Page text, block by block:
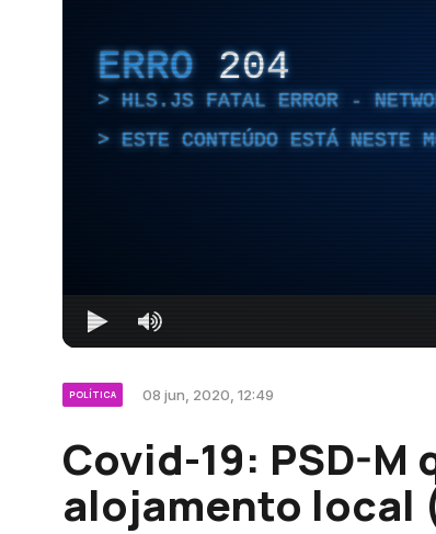
ERRO 204
HLS.JS FATAL ERROR -
ESTE CONTEÚDO ESTÁ NESTE
POLÍTICA 08 jun, 2020, 12:49
Covid-19: PSD-M
alojamento local